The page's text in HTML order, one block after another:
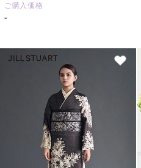
ご購入価格
-